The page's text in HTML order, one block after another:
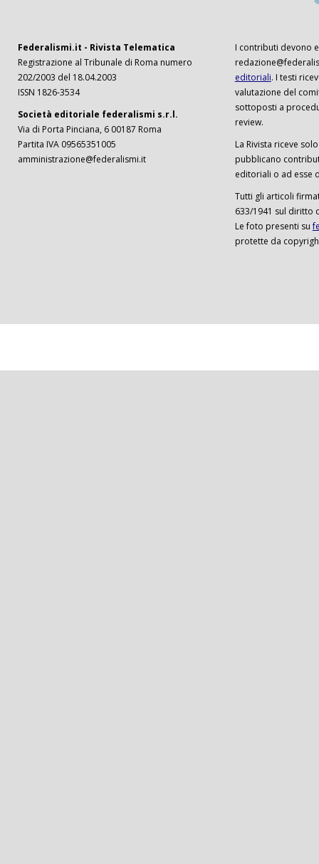
Federalismi.it - Rivista Telematica
Registrazione al Tribunale di Roma numero
202/2003 del 18.04.2003
ISSN 1826-3534
Società editoriale federalismi s.r.l.
Via di Porta Pinciana, 6 00187 Roma
Partita IVA 09565351005
amministrazione@federalismi.it
I contributi devono
editoriali. I testi
valutazione del
sottoposti a
review.
La Rivista riceve
pubblicano
editoriali o ad esse
Tutti gli articoli
633/1941 sul diritto
Le foto presenti su
protette da